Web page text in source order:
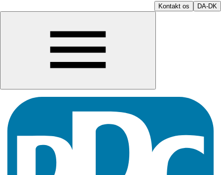
Kontakt os DA-DK